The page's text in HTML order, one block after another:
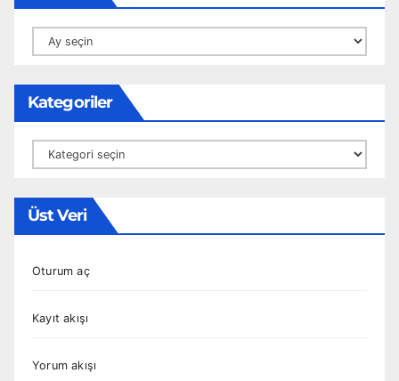
Arşivler
Kategoriler
Kategoriler
Üst Veri
Oturum aç
Kayıt akışı
Yorum akışı